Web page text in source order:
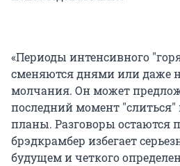
«Периоды интенсивного "
сменяются днями или даже
молчания. Он может
последний момент "слиться"
планы. Разговоры остаются
брэдкрамбер избегает
будущем и четкого